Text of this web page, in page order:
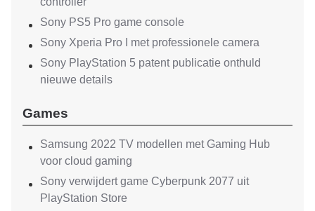
Sony PS5 Pro game console
Sony Xperia Pro I met professionele camera
Sony PlayStation 5 patent publicatie onthuld
nieuwe details
Games
Samsung 2022 TV modellen met Gaming Hub
voor cloud gaming
Sony verwijdert game Cyberpunk 2077 uit
PlayStation Store